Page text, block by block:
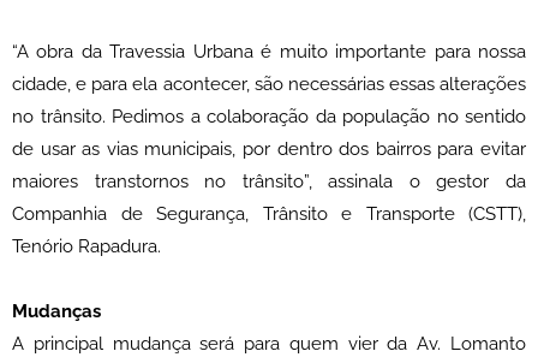
“A obra da Travessia Urbana é muito importante para nossa
cidade, e para ela acontecer, são necessárias essas alterações
no trânsito. Pedimos a colaboração da população no sentido
de usar as vias municipais, por dentro dos bairros para evitar
maiores transtornos no trânsito”, assinala o gestor da
Companhia de Segurança, Trânsito e Transporte (CSTT),
Tenório Rapadura.
Mudanças
A principal mudança será para quem vier da Av. Lomanto